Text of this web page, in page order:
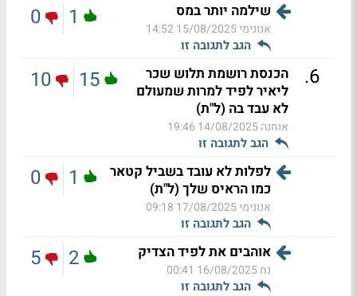
שילמה יותר במס
אנונימי15/08/2025 14:52
הגב לתגובה זו
1
0
6
.
הכנסת רושמת תלוש שכר
ליאיר לפיד למרות שמעולם
לא עבד בה (ל"ת)
אוחנה14/08/2025 19:46
הגב לתגובה זו
15
10
לפלות לא עובד בשביל קטאר
כמו הראיס שלך (ל"ת)
אנונימי17/08/2025 09:18
הגב לתגובה זו
1
0
אוהבים את לפיד הצדיק
נח16/08/2025 00:41
הגב לתגובה זו
2
5